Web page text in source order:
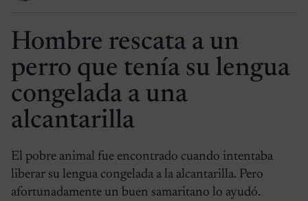
Hombre rescata a un
perro que tenía su lengua
congelada a una
alcantarilla
El pobre animal fue encontrado cuando intentaba
liberar su lengua congelada a la alcantarilla. Pero
afortunadamente un buen samaritano lo ayudó.